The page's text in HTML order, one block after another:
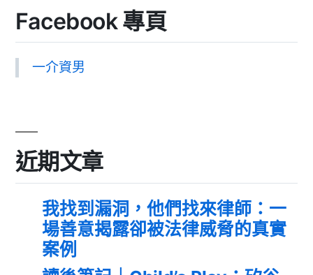
Facebook 專頁
一介資男
近期文章
我找到漏洞，他們找來律師：一
場善意揭露卻被法律威脅的真實
案例